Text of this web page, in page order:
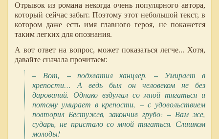
Отрывок из романа некогда очень популярного автора,
который сейчас забыт. Поэтому этот небольшой текст, в
котором даже есть имя главного героя, не покажется
таким легких для опознания.
А вот ответ на вопрос, может показаться легче... Хотя,
давайте сначала прочитаем:
– Вот, – подхватил канцлер. – Умирает в
крепости… А ведь был он человеком не без
дарований. Однако вздумал со мной тягаться и
потому умирает в крепости, – с удовольствием
повторил Бестужев, закончив грубо: – Вам же,
сударь, не пристало со мной тягаться. Слишком
молоды!